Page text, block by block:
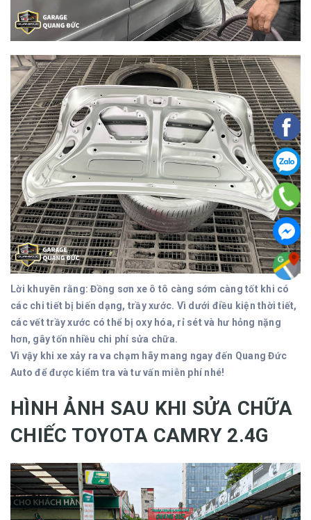
Lời khuyên rằng: Đồng sơn xe ô tô càng sớm càng tốt khi có
các chi tiết bị biến dạng, trầy xước. Vì dưới điều kiện thời tiết,
các vết trầy xước có thể bị oxy hóa, rỉ sét và hư hỏng nặng
hơn, gây tốn nhiều chi phí sửa chữa.
Vì vậy khi xe xảy ra va chạm hãy mang ngay đến Quang Đức
Auto để được kiểm tra và tư vấn miễn phí nhé!
HÌNH ẢNH SAU KHI SỬA CHỮA
CHIẾC TOYOTA CAMRY 2.4G